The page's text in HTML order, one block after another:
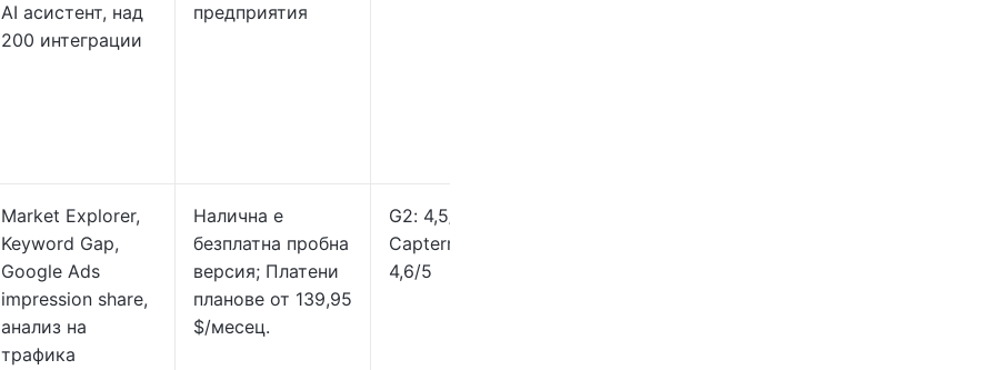
AI асистент, над
200 интеграции
предприятия
Market Explorer,
Keyword Gap,
Google Ads
impression share,
анализ на
трафика
Налична е
безплатна пробна
версия; Платени
планове от 139,95
$/месец.
G2: 4,5/5,
Capterra:
4,6/5